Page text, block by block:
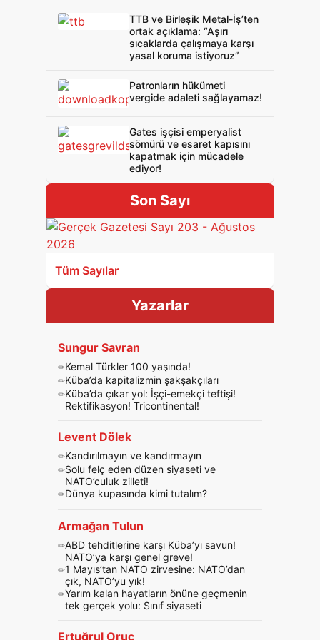
TTB ve Birleşik Metal-İş’ten
ortak açıklama: “Aşırı
sıcaklarda çalışmaya karşı
yasal koruma istiyoruz”
Patronların hükümeti
vergide adaleti sağlayamaz!
Gates işçisi emperyalist
sömürü ve esaret kapısını
kapatmak için mücadele
ediyor!
Son Sayı
Tüm Sayılar
Yazarlar
Sungur Savran
Kemal Türkler 100 yaşında!
Küba’da kapitalizmin şakşakçıları
Küba’da çıkar yol: İşçi-emekçi teftişi!
Rektifikasyon! Tricontinental!
Levent Dölek
Kandırılmayın ve kandırmayın
Solu felç eden düzen siyaseti ve
NATO’culuk zilleti!
Dünya kupasında kimi tutalım?
Armağan Tulun
ABD tehditlerine karşı Küba’yı savun!
NATO’ya karşı genel greve!
1 Mayıs’tan NATO zirvesine: NATO’dan
çık, NATO’yu yık!
Yarım kalan hayatların önüne geçmenin
tek gerçek yolu: Sınıf siyaseti
Ertuğrul Oruç